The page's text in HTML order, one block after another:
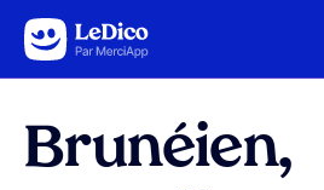
Aller au contenu
Brunéien,